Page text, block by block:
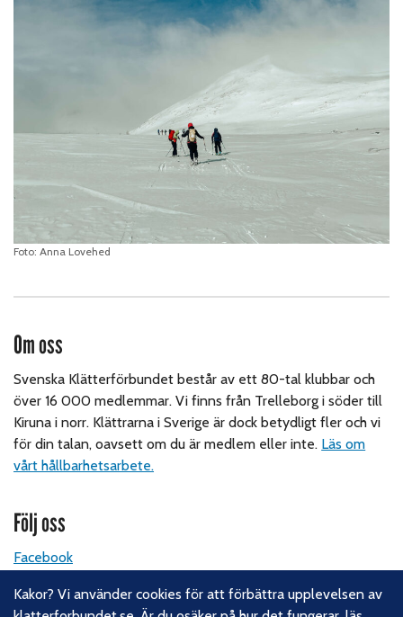
Foto: Anna Lovehed
Om oss
Svenska Klätterförbundet består av ett 80-tal klubbar och
över 16 000 medlemmar. Vi finns från Trelleborg i söder till
Kiruna i norr. Klättrarna i Sverige är dock betydligt fler och vi
för din talan, oavsett om du är medlem eller inte. Läs om
vårt hållbarhetsarbete.
Följ oss
Facebook
Linkedin
Kakor? Vi använder cookies för att förbättra upplevelsen av